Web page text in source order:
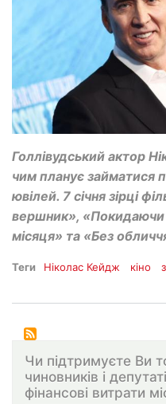
Голлівудський актор
чим планує займатися
ювілей. 7 січня зірці
вершник»,
місяця» та «Без
Теги Ніколас Кейдж кіно
Чи підтримуєте Ви
чиновників і
фінансові витрати